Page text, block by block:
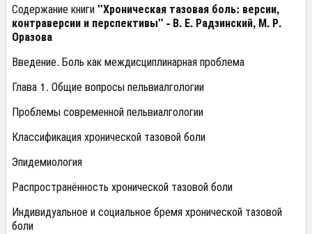
Содержание книги"Хроническая тазовая боль: версии,
контраверсии и перспективы" - В. Е. Радзинский, М. Р.
Оразова
Введение. Боль как междисциплинарная проблема
Глава 1. Общие вопросы пельвиалгологии
Проблемы современной пельвиалгологии
Классификация хронической тазовой боли
Эпидемиология
Распространённость хронической тазовой боли
Индивидуальное и социальное бремя хронической тазовой
боли